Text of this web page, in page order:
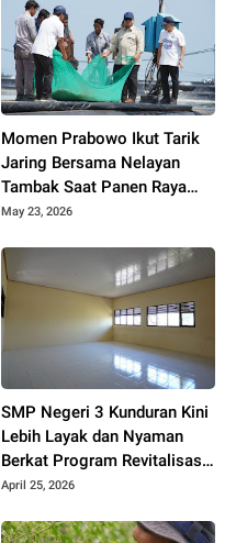
Momen Prabowo Ikut Tarik
Jaring Bersama Nelayan
Tambak Saat Panen Raya
Udang di Kebumen
May 23, 2026
SMP Negeri 3 Kunduran Kini
Lebih Layak dan Nyaman
Berkat Program Revitalisasi
Sekolah dari Pemerintah
April 25, 2026